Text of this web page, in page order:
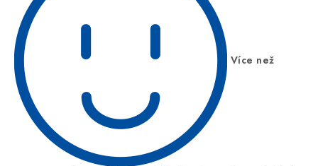
Více než